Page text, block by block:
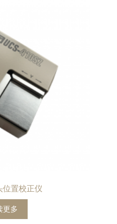
位置校正仪
更多